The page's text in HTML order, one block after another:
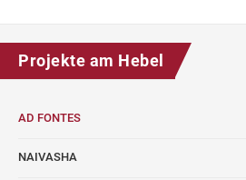
Projekte am Hebel
AD FONTES
NAIVASHA